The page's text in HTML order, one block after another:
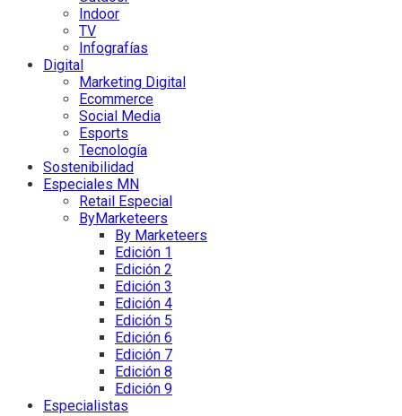
Indoor
TV
Infografías
Digital
Marketing Digital
Ecommerce
Social Media
Esports
Tecnología
Sostenibilidad
Especiales MN
Retail Especial
ByMarketeers
By Marketeers
Edición 1
Edición 2
Edición 3
Edición 4
Edición 5
Edición 6
Edición 7
Edición 8
Edición 9
Especialistas